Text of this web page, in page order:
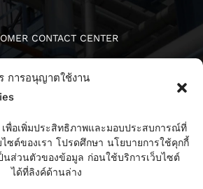
การอนุญาตใช้งาน
พื่อเพิ่มประสิทธิภาพและมอบประสบการณ์ที่
ซต์ของเรา โปรดศึกษา นโยบายการใช้คุกกี้
นส่วนตัวของข้อมูล ก่อนใช้บริการเว็บไซต์
ได้ที่ลิงค์ด้านล่าง
CONTACT CENTER
ติดตามเรา